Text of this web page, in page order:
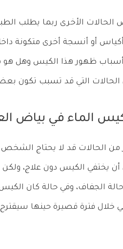
الأخرى ربما يطلب
أو أنسجة أخرى متكونة
ظهور هذا الكيس وهل هو
التي قد تسبب تكون
الماء في بياض
من الحالات قد لا يحتاج
أن يختفي الكيس دون علاج،
الجفاف، وفي حالة كان
خلال فترة قصيرة حينها